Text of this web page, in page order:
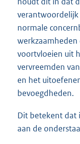
verantwoordelijk
normale
voortvloeien uit
vervreemden
en het
bevoegdheden.
Dit betekent dat
aan de